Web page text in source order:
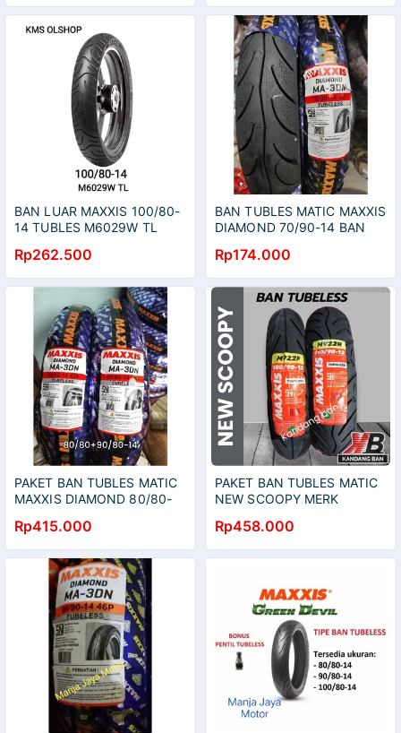
BAN LUAR MAXXIS 100/80-
14 TUBLES M6029W TL
M6029W TUBLES
Rp262.500
BAN TUBLES MATIC MAXXIS
DIAMOND 70/90-14 BAN
PENTIL
Rp174.000
PAKET BAN TUBLES MATIC
MAXXIS DIAMOND 80/80-
BARU,FREE PENTIL100%
ORIGINAL
Rp415.000
PAKET BAN TUBLES MATIC
NEW SCOOPY MERK
110/90-12 BAN BARU,
GRATIS PENTIL
Rp458.000